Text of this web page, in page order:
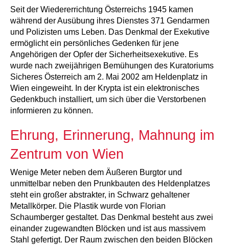
Seit der Wiedererrichtung Österreichs 1945 kamen
während der Ausübung ihres Dienstes 371 Gendarmen
und Polizisten ums Leben. Das Denkmal der Exekutive
ermöglicht ein persönliches Gedenken für jene
Angehörigen der Opfer der Sicherheitsexekutive. Es
wurde nach zweijährigen Bemühungen des Kuratoriums
Sicheres Österreich am 2. Mai 2002 am Heldenplatz in
Wien eingeweiht. In der Krypta ist ein elektronisches
Gedenkbuch installiert, um sich über die Verstorbenen
informieren zu können.
Ehrung, Erinnerung, Mahnung im
Zentrum von Wien
Wenige Meter neben dem Äußeren Burgtor und
unmittelbar neben den Prunkbauten des Heldenplatzes
steht ein großer abstrakter, in Schwarz gehaltener
Metallkörper. Die Plastik wurde von Florian
Schaumberger gestaltet. Das Denkmal besteht aus zwei
einander zugewandten Blöcken und ist aus massivem
Stahl gefertigt. Der Raum zwischen den beiden Blöcken